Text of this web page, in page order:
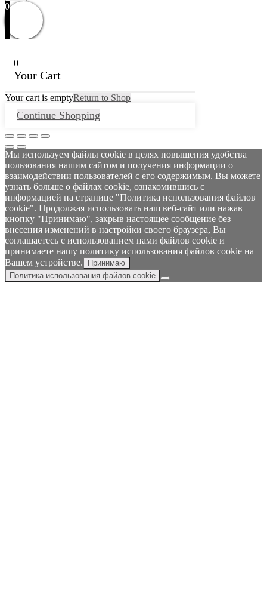
0
0
Your Cart
Your cart is emptyReturn to Shop
Continue Shopping
Мы используем файлы cookie в целях повышения удобства
пользования нашим сайтом и получения информации о
взаимодействии пользователей с его содержимым. Вы можете
узнать больше о файлах cookie, ознакомившись с
информацией на странице "Политика использования файлов
cookie". Продолжая использовать наш веб-сайт или нажав
кнопку "Принимаю", закрыв настоящее сообщение без
внесения изменений в настройки своего браузера, Вы
соглашаетесь с использованием нами файлов cookie и
принимаете нашу политику использования файлов cookie на
Вашем устройстве.
Принимаю
Политика использования файлов cookie